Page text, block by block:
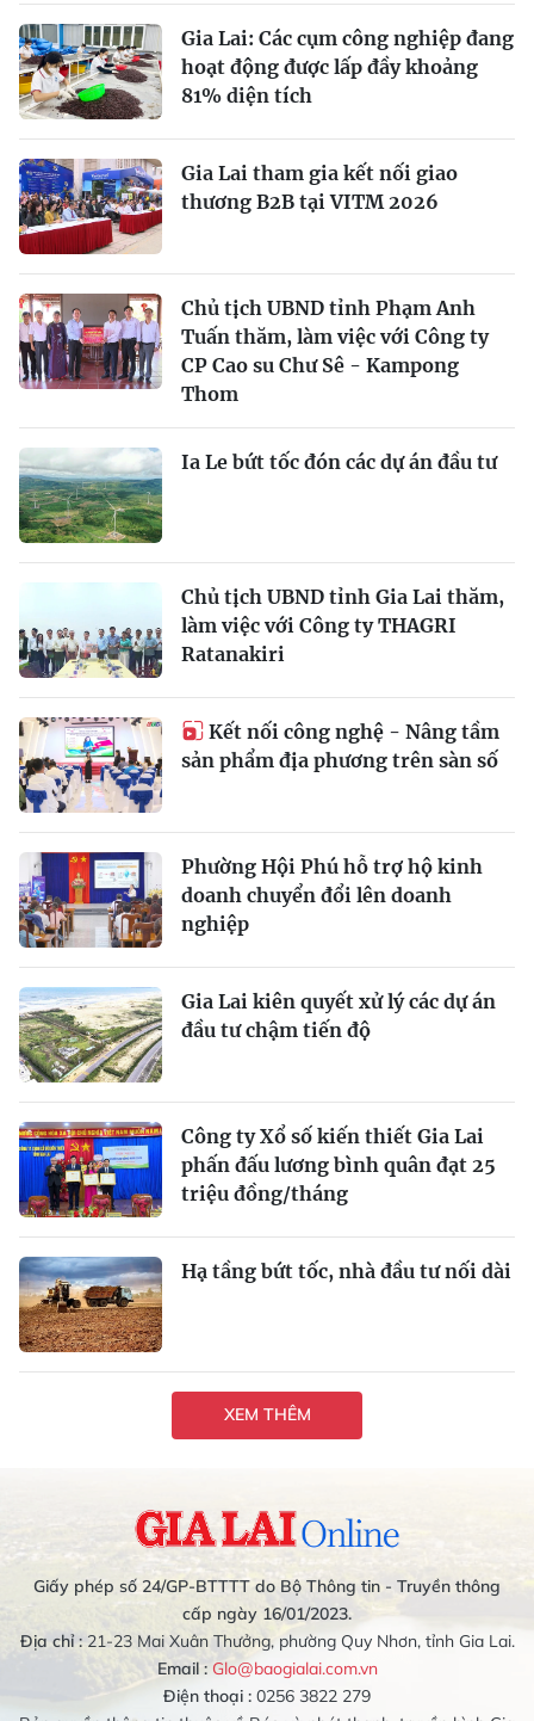
Gia Lai: Các cụm công nghiệp đang
hoạt động được lấp đầy khoảng
81% diện tích
Gia Lai tham gia kết nối giao
thương B2B tại VITM 2026
Chủ tịch UBND tỉnh Phạm Anh
Tuấn thăm, làm việc với Công ty
CP Cao su Chư Sê - Kampong
Thom
Ia Le bứt tốc đón các dự án đầu tư
Chủ tịch UBND tỉnh Gia Lai thăm,
làm việc với Công ty THAGRI
Ratanakiri
Kết nối công nghệ - Nâng tầm
sản phẩm địa phương trên sàn số
Phường Hội Phú hỗ trợ hộ kinh
doanh chuyển đổi lên doanh
nghiệp
Gia Lai kiên quyết xử lý các dự án
đầu tư chậm tiến độ
Công ty Xổ số kiến thiết Gia Lai
phấn đấu lương bình quân đạt 25
triệu đồng/tháng
Hạ tầng bứt tốc, nhà đầu tư nối dài
XEM THÊM
Giấy phép số 24/GP-BTTTT do Bộ Thông tin - Truyền thông
cấp ngày 16/01/2023.
Địa chỉ :21-23 Mai Xuân Thưởng, phường Quy Nhơn, tỉnh Gia Lai.
Email : Glo@baogialai.com.vn
Điện thoại : 0256 3822 279